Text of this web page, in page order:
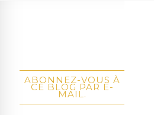
ABONNEZ-VOUS À
CE BLOG PAR E-
MAIL.